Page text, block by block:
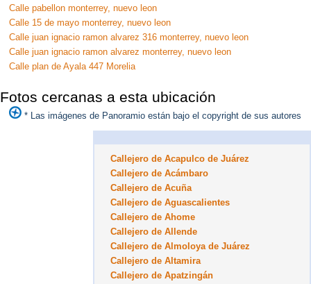
Calle pabellon monterrey, nuevo leon
Calle 15 de mayo monterrey, nuevo leon
Calle juan ignacio ramon alvarez 316 monterrey, nuevo leon
Calle juan ignacio ramon alvarez monterrey, nuevo leon
Calle plan de Ayala 447 Morelia
Fotos cercanas a esta ubicación
* Las imágenes de Panoramio están bajo el copyright de sus autores
Callejero de Acapulco de Juárez
Callejero de Acámbaro
Callejero de Acuña
Callejero de Aguascalientes
Callejero de Ahome
Callejero de Allende
Callejero de Almoloya de Juárez
Callejero de Altamira
Callejero de Apatzingán